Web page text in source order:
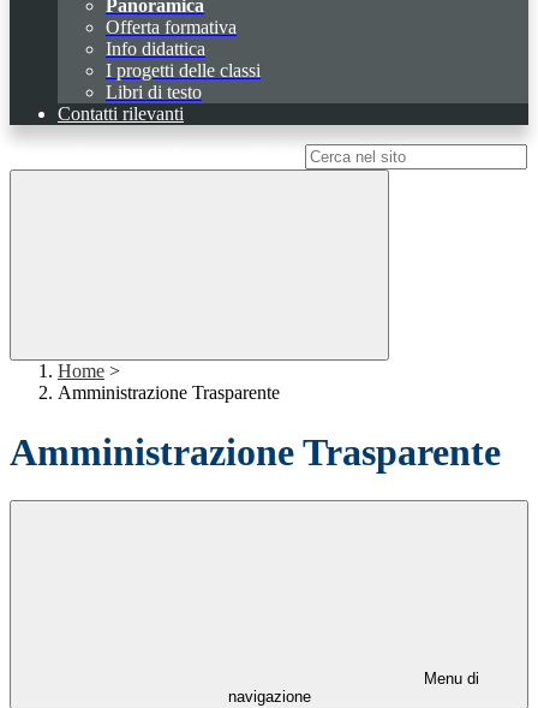
Panoramica
Offerta formativa
Info didattica
I progetti delle classi
Libri di testo
Contatti rilevanti
Home >
Amministrazione Trasparente
Amministrazione Trasparente
Menu di
navigazione